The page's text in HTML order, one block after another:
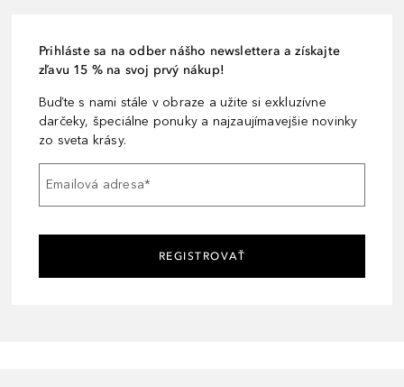
Prihláste sa na odber nášho newslettera a získajte
zľavu 15 % na svoj prvý nákup!
Buďte s nami stále v obraze a užite si exkluzívne
darčeky, špeciálne ponuky a najzaujímavejšie novinky
zo sveta krásy.
Emailová adresa*
REGISTROVAŤ